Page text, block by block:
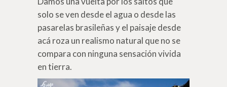
solo se ven desde el agua o desde las
pasarelas brasileñas y el paisaje desde
acá roza un realismo natural que no se
compara con ninguna sensación vivida
en tierra.